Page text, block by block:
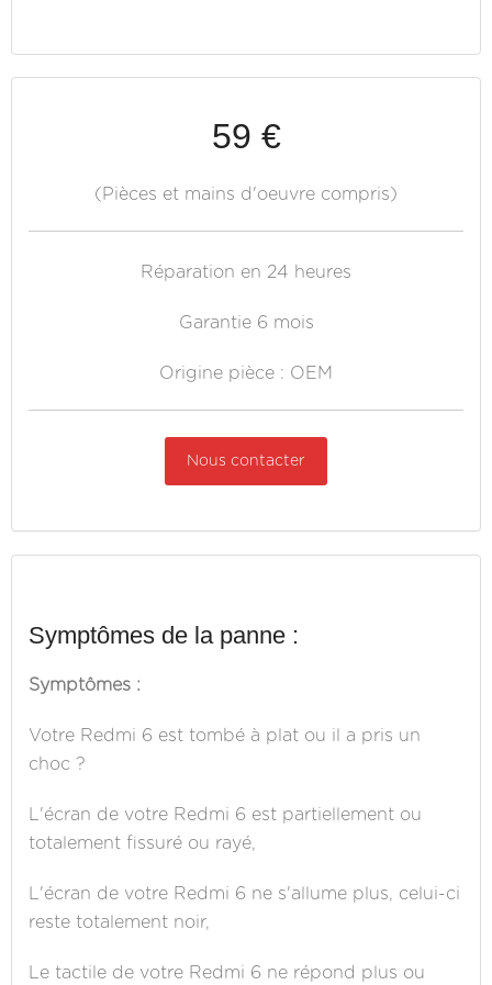
59 €
(Pièces et mains d'oeuvre compris)
Réparation en 24 heures
Garantie 6 mois
Origine pièce : OEM
Nous contacter
Symptômes de la panne :
Symptômes :
Votre Redmi 6 est tombé à plat ou il a pris un
choc ?
L'écran de votre Redmi 6 est partiellement ou
totalement fissuré ou rayé,
L'écran de votre Redmi 6 ne s'allume plus, celui-ci
reste totalement noir,
Le tactile de votre Redmi 6 ne répond plus ou